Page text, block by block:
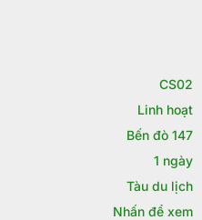
CS02
Linh hoạt
Bến đò 147
1 ngày
Tàu du lịch
Nhấn để xem